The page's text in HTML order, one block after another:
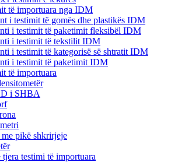
të importuara nga IDM
i testimit të gomës dhe plastikës IDM
i testimit të paketimit fleksibël IDM
i testimit të tekstilit IDM
i testimit të kategorisë së shtratit IDM
i testimit të paketimit IDM
të importuara
i SHBA
me pikë shkrirjeje
tjera testimi të importuara